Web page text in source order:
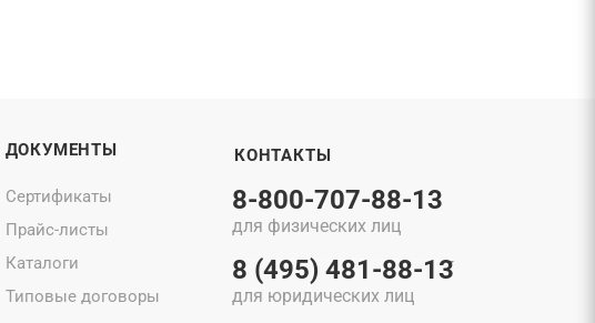
ДОКУМЕНТЫ
Сертификаты
Прайс-листы
Каталоги
Типовые договоры
КОНТАКТЫ
8-800-707-88-13
для физических лиц
8 (495) 481-88-13
для юридических лиц